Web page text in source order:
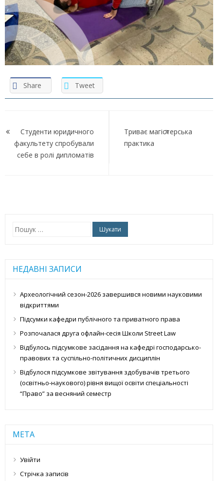
Share Tweet
записів
Студенти юридичного
факультету спробували
себе в ролі дипломатів
Триває магістерська
практика
Пошук:
НЕДАВНІ ЗАПИСИ
Археологічний сезон-2026 завершився новими науковими
відкриттями
Підсумки кафедри публічного та приватного права
Розпочалася друга офлайн-сесія Школи Street Law
Відбулось підсумкове засідання на кафедрі господарсько-
правових та суспільно-політичних дисциплін
Відбулося підсумкове звітування здобувачів третього
(освітньо-наукового) рівня вищої освіти спеціальності
“Право” за весняний семестр
МЕТА
Увійти
Стрічка записів